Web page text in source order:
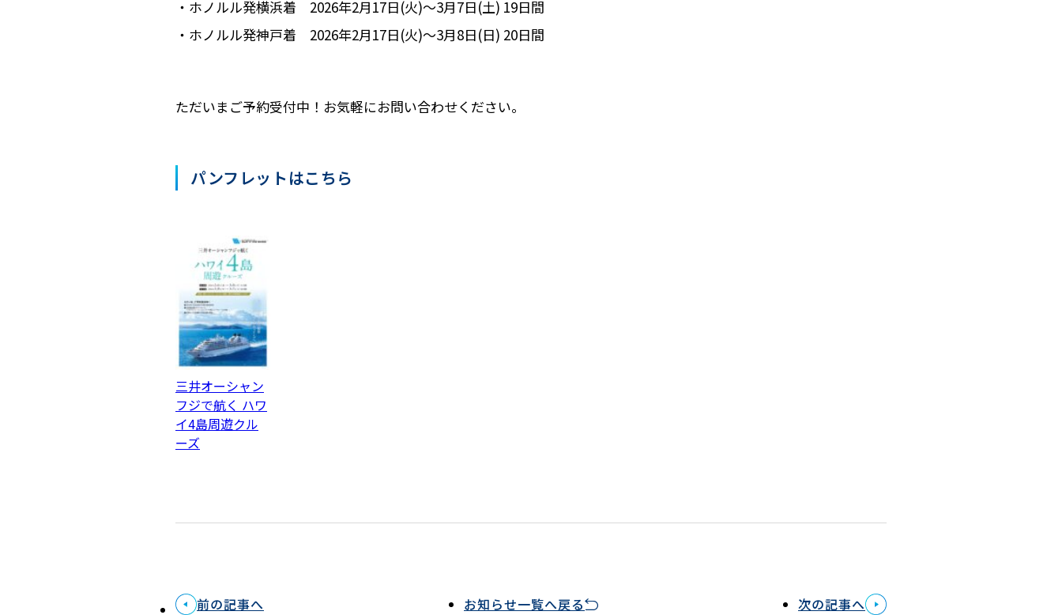
・ホノルル発横浜着 2026年2月17日(火)～3月7日(土) 19日間
・ホノルル発神戸着 2026年2月17日(火)～3月8日(日) 20日間
ただいまご予約受付中！お気軽にお問い合わせください。
パンフレットはこちら
三井オーシャン
フジで航く ハワ
イ4島周遊クル
ーズ
前の記事へ お知らせ一覧へ戻る 次の記事へ